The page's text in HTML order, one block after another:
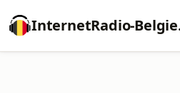
InternetRadio-